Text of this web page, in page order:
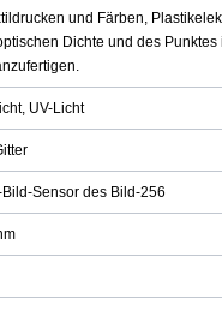
und Färben,
Dichte und des
UV-Licht
Sensor des Bild-256